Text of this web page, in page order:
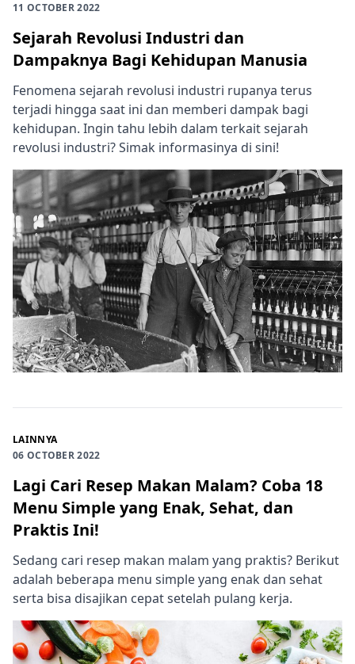
11 OCTOBER 2022
Sejarah Revolusi Industri dan
Dampaknya Bagi Kehidupan Manusia
Fenomena sejarah revolusi industri rupanya terus
terjadi hingga saat ini dan memberi dampak bagi
kehidupan. Ingin tahu lebih dalam terkait sejarah
revolusi industri? Simak informasinya di sini!
LAINNYA
06 OCTOBER 2022
Lagi Cari Resep Makan Malam? Coba 18
Menu Simple yang Enak, Sehat, dan
Praktis Ini!
Sedang cari resep makan malam yang praktis? Berikut
adalah beberapa menu simple yang enak dan sehat
serta bisa disajikan cepat setelah pulang kerja.